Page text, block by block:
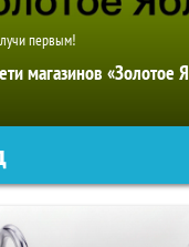
первым!
магазинов «Золотое